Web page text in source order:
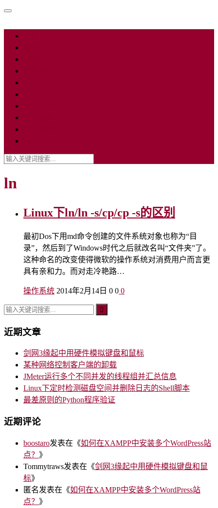
ln
Linux下ln/ln -s/cp/cp -s的区别
最初Dos下用md命令创建的文件系统对象也称为“目
录”，然后到了Windows时代之后就改名叫“文件夹”了。
这种命名的改变使得微软的操作系统对消费用户而言更
具有亲和力。而对走冷艳路…
操作系统 2014年2月14日 0 0 0
近期文章
剑网3缘起中用硬件模拟键盘和鼠标
某种网络控制客户端的卸载
JMeter运行多个不同并发的线程组并汇总信息
Linux下定时检测磁盘空间并删除日志的Shell脚本
最差原则的Python程序验证
近期评论
boostaro发表在《如何在XAMPP中安装多个WordPress站
点？ 》
Tommytraws发表在《剑网3缘起中用硬件模拟键盘和鼠
标》
匿名发表在《如何在XAMPP中安装多个WordPress站
点？ 》